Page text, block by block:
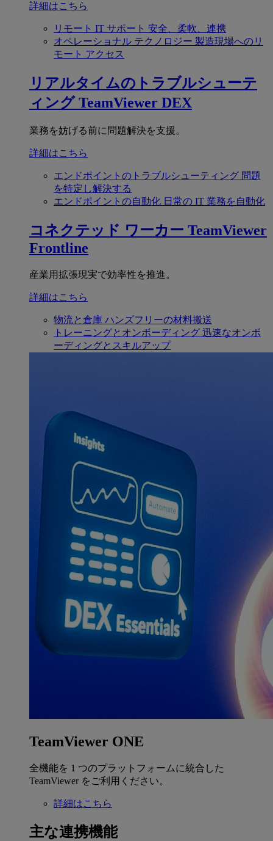
詳細はこちら
リモート IT サポート 安全、柔軟、連携
オペレーショナル テクノロジー 製造現場へのリ
モート アクセス
リアルタイムのトラブルシューテ
ィング TeamViewer DEX
業務を妨げる前に問題解決を支援。
詳細はこちら
エンドポイントのトラブルシューティング 問題
を特定し解決する
エンドポイントの自動化 日常の IT 業務を自動化
コネクテッド ワーカー TeamViewer
Frontline
産業用拡張現実で効率性を推進。
詳細はこちら
物流と倉庫 ハンズフリーの材料搬送
トレーニングとオンボーディング 迅速なオンボ
ーディングとスキルアップ
TeamViewer ONE
全機能を 1 つのプラットフォームに統合した
TeamViewer をご利用ください。
詳細はこちら
主な連携機能